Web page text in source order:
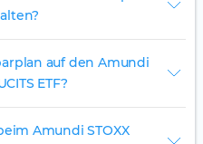
auf den Amundi
ETF?
Amundi STOXX